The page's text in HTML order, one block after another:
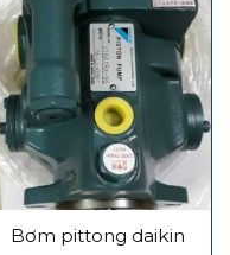
Bơm pittong daikin